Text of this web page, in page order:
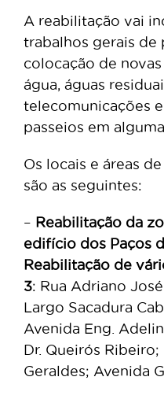
A reabilitação vai
trabalhos gerais de
colocação de
água, águas
telecomunicações
passeios em
Os locais e áreas
são as seguintes:
– Reabilitação da
edifício dos Paços
Reabilitação de
3: Rua Adriano
Largo Sacadura
Avenida Eng.
Dr. Queirós Ribeiro;
Geraldes; Avenida